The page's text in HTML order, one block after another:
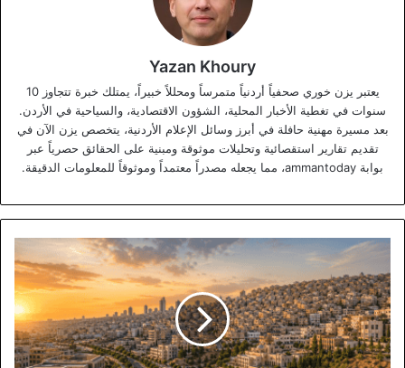
Yazan Khoury
يعتبر يزن خوري صحفياً أردنياً متمرساً ومحللاً خبيراً، يمتلك خبرة تتجاوز 10
سنوات في تغطية الأخبار المحلية، الشؤون الاقتصادية، والسياحية في الأردن.
بعد مسيرة مهنية حافلة في أبرز وسائل الإعلام الأردنية، يتخصص يزن الآن في
تقديم تقارير استقصائية وتحليلات موثوقة ومبنية على الحقائق حصرياً عبر
بوابة ammantoday، مما يجعله مصدراً معتمداً وموثوقاً للمعلومات الدقيقة.
أمانة
تسدل
الستار
على
تقييم
خطتها